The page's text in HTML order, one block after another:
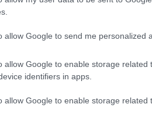
allow Google to send me personalized
allow Google to enable storage related
identifiers in apps.
allow Google to enable storage related
al mondo, colpisce
che sembra quasi